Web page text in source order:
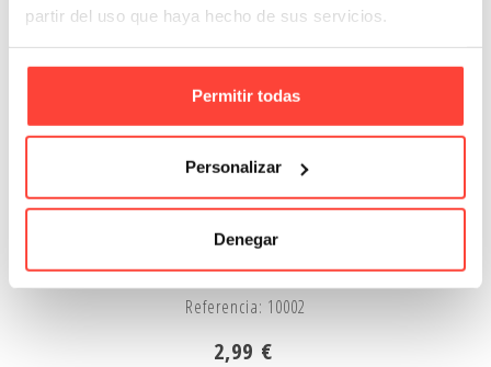
partir del uso que haya hecho de sus servicios.
Permitir todas
Personalizar
Denegar
Cutter Apli
Referencia: 10002
2,99 €